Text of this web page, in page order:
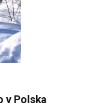
v Polska